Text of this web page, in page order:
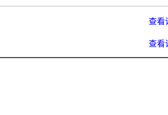
查看
查看